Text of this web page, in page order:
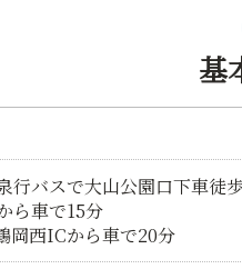
基
行バスで大山公園口下車徒
ら車で15分
西ICから車で20分